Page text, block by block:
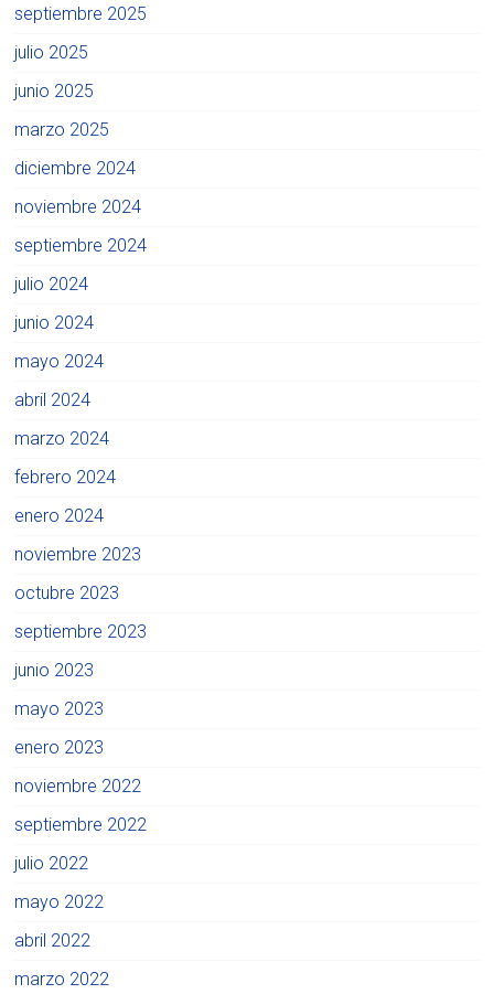
septiembre 2025
julio 2025
junio 2025
marzo 2025
diciembre 2024
noviembre 2024
septiembre 2024
julio 2024
junio 2024
mayo 2024
abril 2024
marzo 2024
febrero 2024
enero 2024
noviembre 2023
octubre 2023
septiembre 2023
junio 2023
mayo 2023
enero 2023
noviembre 2022
septiembre 2022
julio 2022
mayo 2022
abril 2022
marzo 2022